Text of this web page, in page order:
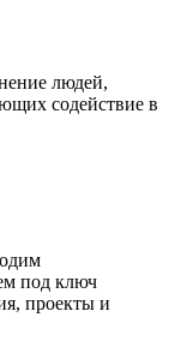
людей,
содействие в
под ключ
проекты и